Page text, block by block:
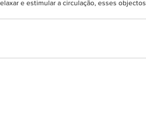
e estimular a circulação, esses objectos